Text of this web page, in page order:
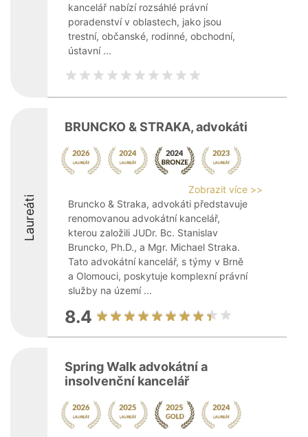
kancelář nabízí rozsáhlé právní
poradenství v oblastech, jako jsou
trestní, občanské, rodinné, obchodní,
ústavní ...
Laureáti
BRUNCKO & STRAKA, advokáti
Zobrazit více >>
Bruncko & Straka, advokáti představuje
renomovanou advokátní kancelář,
kterou založili JUDr. Bc. Stanislav
Bruncko, Ph.D., a Mgr. Michael Straka.
Tato advokátní kancelář, s týmy v Brně
a Olomouci, poskytuje komplexní právní
služby na území ...
8.4
Spring Walk advokátní a
insolvenční kancelář